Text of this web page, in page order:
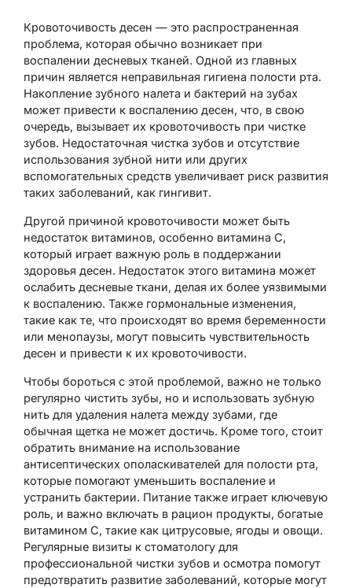
Кровоточивость десен — это распространенная
проблема, которая обычно возникает при
воспалении десневых тканей. Одной из главных
причин является неправильная гигиена полости рта.
Накопление зубного налета и бактерий на зубах
может привести к воспалению десен, что, в свою
очередь, вызывает их кровоточивость при чистке
зубов. Недостаточная чистка зубов и отсутствие
использования зубной нити или других
вспомогательных средств увеличивает риск развития
таких заболеваний, как гингивит.
Другой причиной кровоточивости может быть
недостаток витаминов, особенно витамина C,
который играет важную роль в поддержании
здоровья десен. Недостаток этого витамина может
ослабить десневые ткани, делая их более уязвимыми
к воспалению. Также гормональные изменения,
такие как те, что происходят во время беременности
или менопаузы, могут повысить чувствительность
десен и привести к их кровоточивости.
Чтобы бороться с этой проблемой, важно не только
регулярно чистить зубы, но и использовать зубную
нить для удаления налета между зубами, где
обычная щетка не может достичь. Кроме того, стоит
обратить внимание на использование
антисептических ополаскивателей для полости рта,
которые помогают уменьшить воспаление и
устранить бактерии. Питание также играет ключевую
роль, и важно включать в рацион продукты, богатые
витамином C, такие как цитрусовые, ягоды и овощи.
Регулярные визиты к стоматологу для
профессиональной чистки зубов и осмотра помогут
предотвратить развитие заболеваний, которые могут